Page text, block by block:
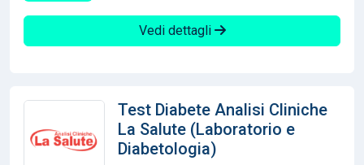
Vedi dettagli
Test Diabete Analisi Cliniche
La Salute (Laboratorio e
Diabetologia)